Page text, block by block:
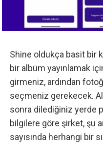
Shine oldukça basit bir
bir albüm yayınlamak
girmeniz, ardından
seçmeniz gerekecek.
sonra dilediğiniz yerde
bilgilere göre şirket, şu
sayısında herhangi bir